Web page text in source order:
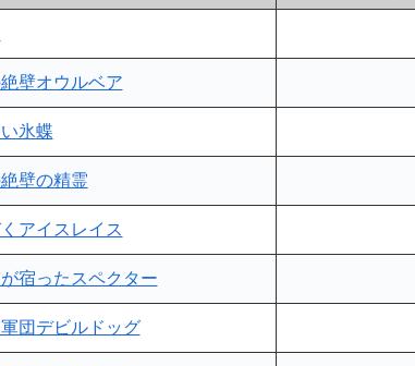
壁オウルベア
氷蝶
壁の精霊
アイスレイス
宿ったスペクター
団デビルドッグ